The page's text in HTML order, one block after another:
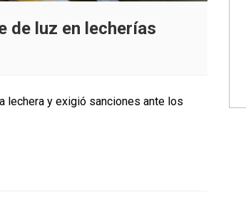
de luz en lecherías
lechera y exigió sanciones ante los